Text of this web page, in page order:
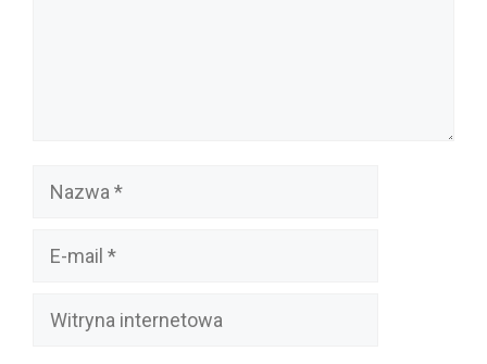
Nazwa
Witryna